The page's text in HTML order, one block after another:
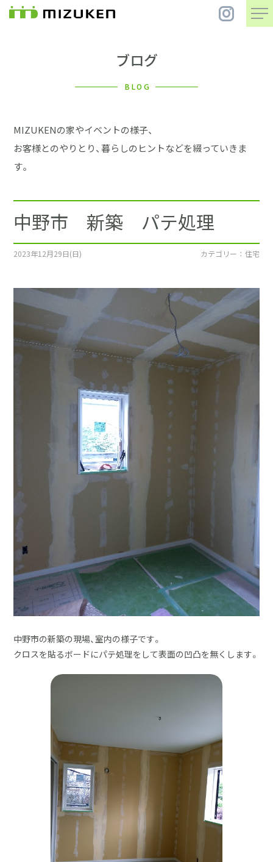
住 宅
まちづくり
会社案内
施工事例
土地をお探しの方
イベント
ショールーム
ブログ
BLOG
MIZUKENの家やイベントの様子、
お客様とのやりとり、暮らしのヒントなどを綴っていきま
す。
中野市 新築 パテ処理
2023年12月29日(日) カテゴリー ： 住宅
中野市の新築の現場、室内の様子です。
クロスを貼るボードにパテ処理をして表面の凹凸を無くします。